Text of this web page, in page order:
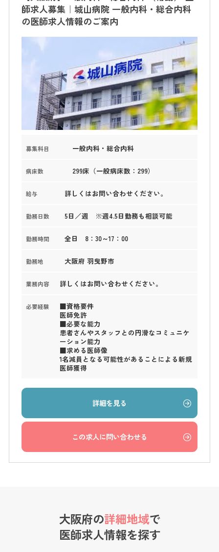
師求人募集｜城山病院 一般内科・総合内科
の医師求人情報のご案内
募集科目 一般内科・総合内科
病床数 299床（一般病床数：299）
給与 詳しくはお問い合わせください。
勤務日数 5日／週 ※週4.5日勤務も相談可能
勤務時間 全日 8：30～17：00
勤務地 大阪府 羽曳野市
業務内容 詳しくはお問い合わせください。
必要経験
■資格要件
医師免許
■必要な能力
患者さんやスタッフとの円滑なコミュニケ
ーション能力
■求める医師像
1名減員となる可能性があることによる新規
医師獲得
詳細を見る
この求人に問い合わせる
大阪府の詳細地域で
医師求人情報を探す